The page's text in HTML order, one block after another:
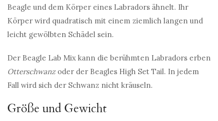
Beagle und dem Körper eines Labradors ähnelt. Ihr
Körper wird quadratisch mit einem ziemlich langen und
leicht gewölbten Schädel sein.
Der Beagle Lab Mix kann die berühmten Labradors erben
Otterschwanzoder der Beagles High Set Tail. In jedem
Fall wird sich der Schwanz nicht kräuseln.
Größe und Gewicht